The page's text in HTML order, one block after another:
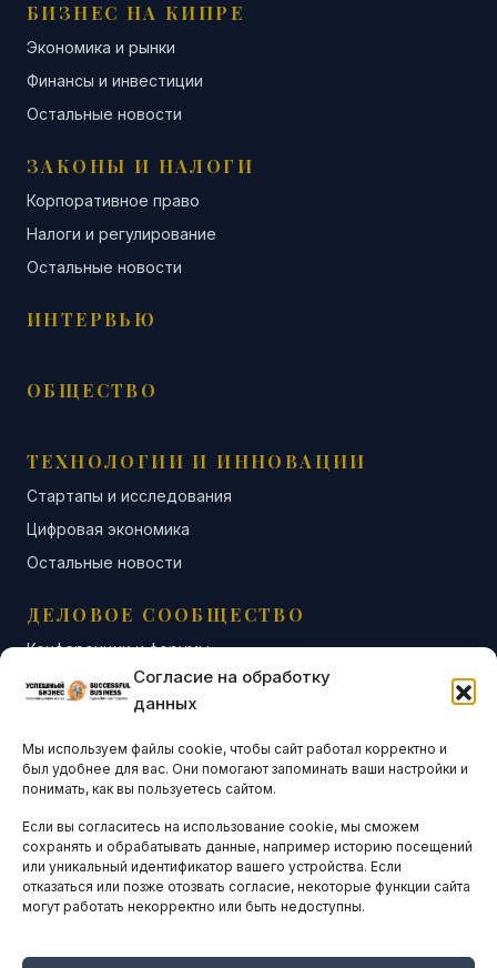
Согласие на обработку
данных
Мы используем файлы cookie, чтобы сайт работал корректно и
был удобнее для вас. Они помогают запоминать ваши настройки и
понимать, как вы пользуетесь сайтом.
Если вы согласитесь на использование cookie, мы сможем
сохранять и обрабатывать данные, например историю посещений
или уникальный идентификатор вашего устройства. Если
отказаться или позже отозвать согласие, некоторые функции сайта
могут работать некорректно или быть недоступны.
БИЗНЕС НА КИПРЕ
Экономика и рынки
Финансы и инвестиции
Остальные новости
ЗАКОНЫ И НАЛОГИ
Корпоративное право
Налоги и регулирование
Остальные новости
ИНТЕРВЬЮ
ОБЩЕСТВО
ТЕХНОЛОГИИ И ИННОВАЦИИ
Стартапы и исследования
Цифровая экономика
Остальные новости
ДЕЛОВОЕ СООБЩЕСТВО
Конференции и форумы
Бизнес-клубы и ассоциации
Остальные новости
АНАЛИТИКА И СТАТИСТИКА
ARTICLES IN ENGLISH
НАВИГАЦИЯ